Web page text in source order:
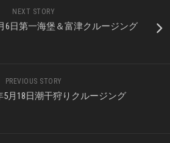
NEXT STORY
6日第一海堡＆富津クルージング
PREVIOUS STORY
5月18日潮干狩りクルージング